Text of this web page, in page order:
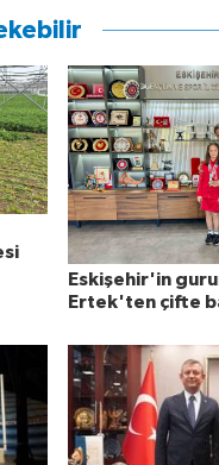
Eskişehir'in
Ertek'ten çifte